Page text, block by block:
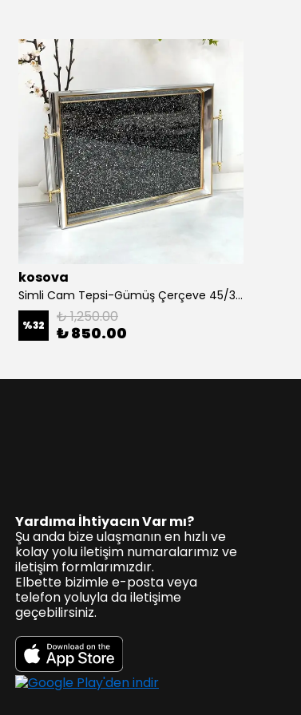
kosova
Simli Cam Tepsi-Gümüş Çerçeve 45/32 cm
%32 ₺ 1,250.00
₺ 850.00
Yardıma İhtiyacın Var mı?
Şu anda bize ulaşmanın en hızlı ve
kolay yolu iletişim numaralarımız ve
iletişim formlarımızdır.
Elbette bizimle e-posta veya
telefon yoluyla da iletişime
geçebilirsiniz.